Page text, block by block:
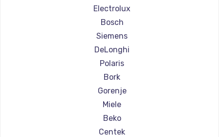
Ремонт кофемашин WMF
Ремонт кофемашин Yamaguchi
Ремонт кофемашин Nivona
Ремонт кофемашин Astoria
Ремонт кофемашин JVC
Ремонт кофемашин Ariston
Ремонт кофемашин Grundig
Ремонт кофемашин ROCKET MOZZAFIATO
Ремонт кофемашин Vivitek
Ремонт кофемашин Thomson
Electrolux
Bosch
Siemens
DeLonghi
Polaris
Bork
Gorenje
Miele
Beko
Centek